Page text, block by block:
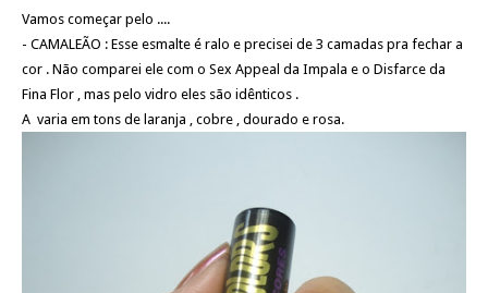
Vamos começar pelo ....
- CAMALEÃO : Esse esmalte é ralo e precisei de 3 camadas pra fechar a
cor . Não comparei ele com o Sex Appeal da Impala e o Disfarce da
Fina Flor , mas pelo vidro eles são idênticos .
A varia em tons de laranja , cobre , dourado e rosa.